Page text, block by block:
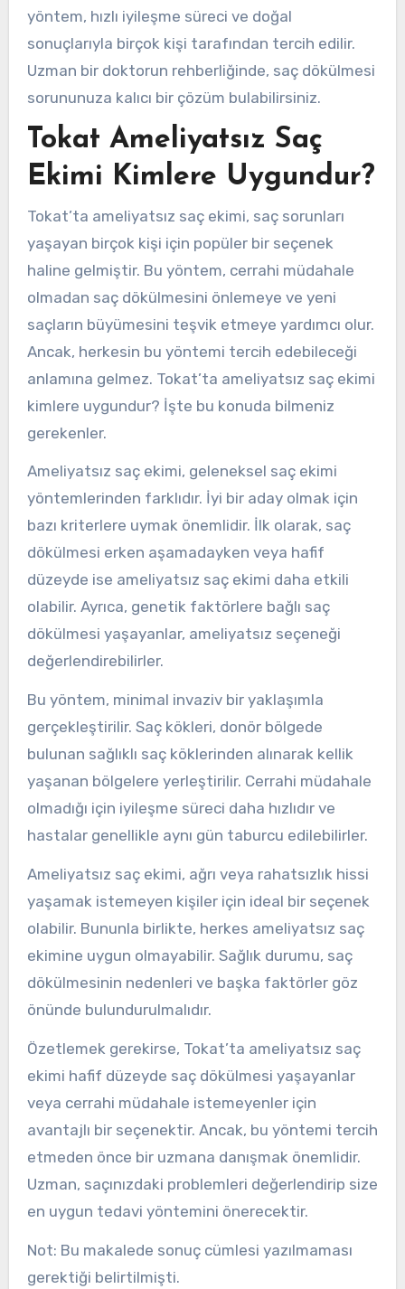
yöntem, hızlı iyileşme süreci ve doğal
sonuçlarıyla birçok kişi tarafından tercih edilir.
Uzman bir doktorun rehberliğinde, saç dökülmesi
sorununuza kalıcı bir çözüm bulabilirsiniz.
Tokat Ameliyatsız Saç
Ekimi Kimlere Uygundur?
Tokat’ta ameliyatsız saç ekimi, saç sorunları
yaşayan birçok kişi için popüler bir seçenek
haline gelmiştir. Bu yöntem, cerrahi müdahale
olmadan saç dökülmesini önlemeye ve yeni
saçların büyümesini teşvik etmeye yardımcı olur.
Ancak, herkesin bu yöntemi tercih edebileceği
anlamına gelmez. Tokat’ta ameliyatsız saç ekimi
kimlere uygundur? İşte bu konuda bilmeniz
gerekenler.
Ameliyatsız saç ekimi, geleneksel saç ekimi
yöntemlerinden farklıdır. İyi bir aday olmak için
bazı kriterlere uymak önemlidir. İlk olarak, saç
dökülmesi erken aşamadayken veya hafif
düzeyde ise ameliyatsız saç ekimi daha etkili
olabilir. Ayrıca, genetik faktörlere bağlı saç
dökülmesi yaşayanlar, ameliyatsız seçeneği
değerlendirebilirler.
Bu yöntem, minimal invaziv bir yaklaşımla
gerçekleştirilir. Saç kökleri, donör bölgede
bulunan sağlıklı saç köklerinden alınarak kellik
yaşanan bölgelere yerleştirilir. Cerrahi müdahale
olmadığı için iyileşme süreci daha hızlıdır ve
hastalar genellikle aynı gün taburcu edilebilirler.
Ameliyatsız saç ekimi, ağrı veya rahatsızlık hissi
yaşamak istemeyen kişiler için ideal bir seçenek
olabilir. Bununla birlikte, herkes ameliyatsız saç
ekimine uygun olmayabilir. Sağlık durumu, saç
dökülmesinin nedenleri ve başka faktörler göz
önünde bulundurulmalıdır.
Özetlemek gerekirse, Tokat’ta ameliyatsız saç
ekimi hafif düzeyde saç dökülmesi yaşayanlar
veya cerrahi müdahale istemeyenler için
avantajlı bir seçenektir. Ancak, bu yöntemi tercih
etmeden önce bir uzmana danışmak önemlidir.
Uzman, saçınızdaki problemleri değerlendirip size
en uygun tedavi yöntemini önerecektir.
Not: Bu makalede sonuç cümlesi yazılmaması
gerektiği belirtilmişti.